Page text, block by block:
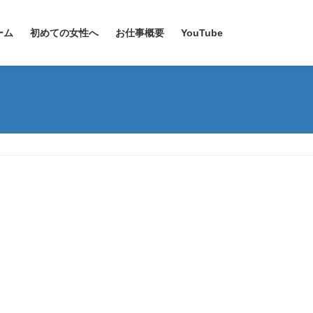
ム 初めての女性へ お仕事概要 YouTube